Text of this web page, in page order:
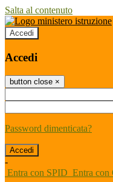
Salta al contenuto
Accedi
Accedi
button close ×
Password dimenticata?
-
Entra con SPID Entra con